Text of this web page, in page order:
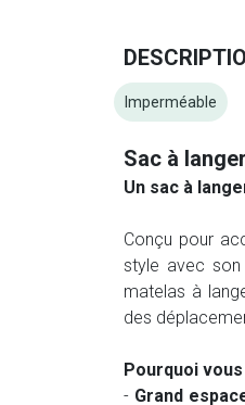
Imperméable
Sac à
Un sac à
Conçu pour
style avec son
matelas à
des
Pourquoi
- Grand